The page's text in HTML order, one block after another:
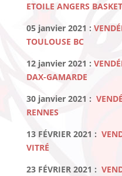
ETOILE ANGERS BASKET
05 janvier 2021 :
TOULOUSE BC
12 janvier 2021 :
DAX-GAMARDE
30 janvier 2021 :
RENNES
13 FÉVRIER 2021 :
VITRÉ
23 FÉVRIER 2021 :